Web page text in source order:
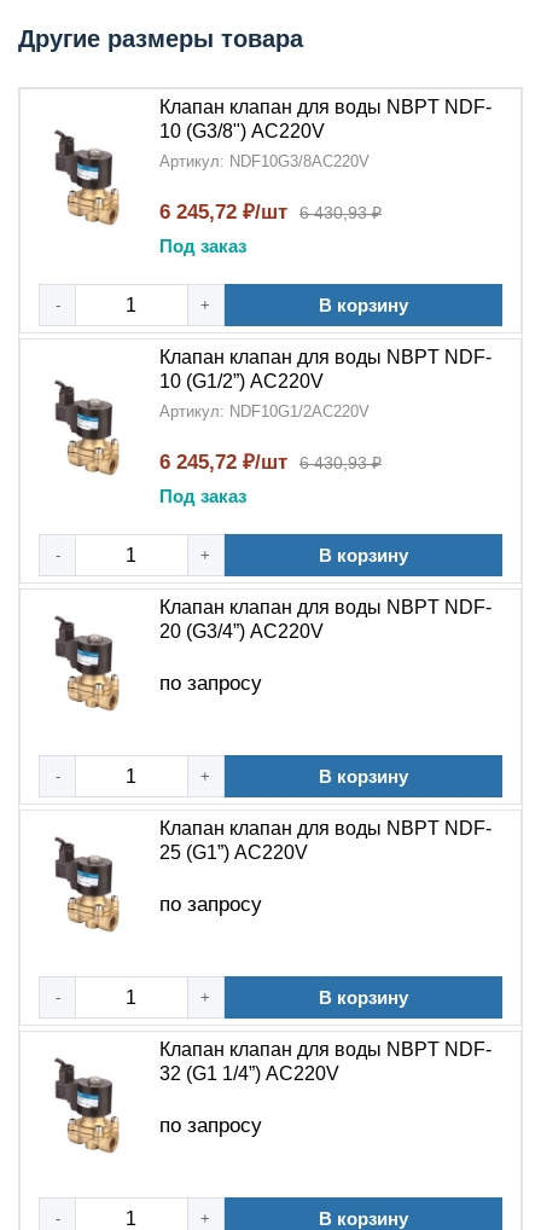
Другие размеры товара
Клапан клапан для воды NBPT NDF-
10 (G3/8") АC220V
Артикул: NDF10G3/8AC220V
6 245,72 ₽/шт 6 430,93 ₽
Под заказ
- + В корзину
Клапан клапан для воды NBPT NDF-
10 (G1/2”) АC220V
Артикул: NDF10G1/2AC220V
6 245,72 ₽/шт 6 430,93 ₽
Под заказ
- + В корзину
Клапан клапан для воды NBPT NDF-
20 (G3/4”) АC220V
по запросу
- + В корзину
Клапан клапан для воды NBPT NDF-
25 (G1”) АC220V
по запросу
- + В корзину
Клапан клапан для воды NBPT NDF-
32 (G1 1/4”) АC220V
по запросу
- + В корзину